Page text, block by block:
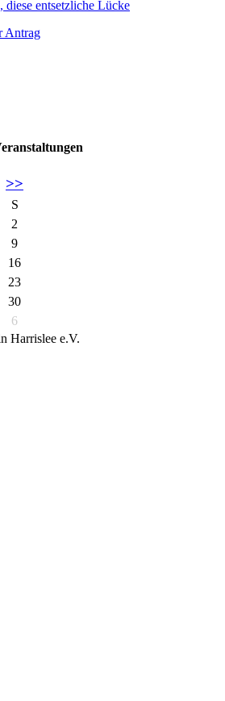
diese entsetzliche Lücke
Antrag
>>
S
2
9
16
23
30
6
Harrislee e.V.